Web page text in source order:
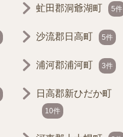
虻田郡洞爺湖町 5件
沙流郡日高町 5件
浦河郡浦河町 3件
日高郡新ひだか町
10件